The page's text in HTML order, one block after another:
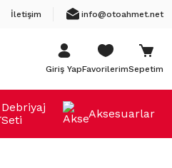
İletişim info@otoahmet.net
Giriş YapFavorilerimSepetim
Debriyaj
Seti
Aksesuarlar